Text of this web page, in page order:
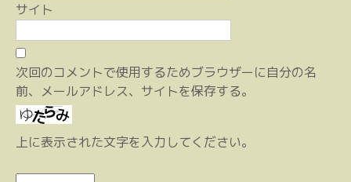
サイト
次回のコメントで使用するためブラウザーに自分の名
前、メールアドレス、サイトを保存する。
上に表示された文字を入力してください。